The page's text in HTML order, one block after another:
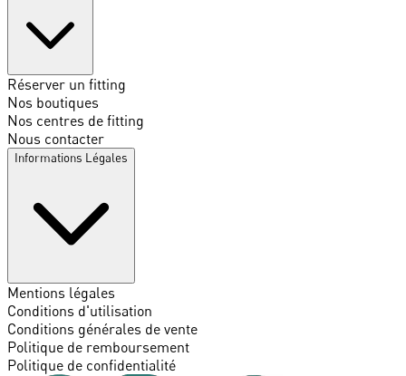
Réserver un fitting
Nos boutiques
Nos centres de fitting
Nous contacter
Informations Légales
Mentions légales
Conditions d'utilisation
Conditions générales de vente
Politique de remboursement
Politique de confidentialité